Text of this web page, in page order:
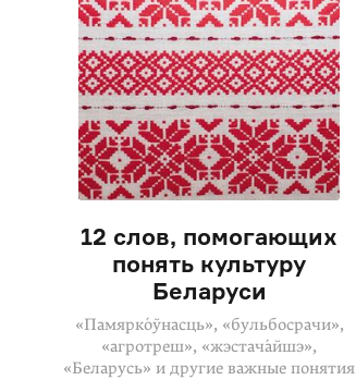
12 слов, помогающих
понять культуру
Беларуси
«Памярко́ўнасць», «бульбосрачи»,
«агротреш», «жэстача́йшэ»,
«Беларусь» и другие важные понятия